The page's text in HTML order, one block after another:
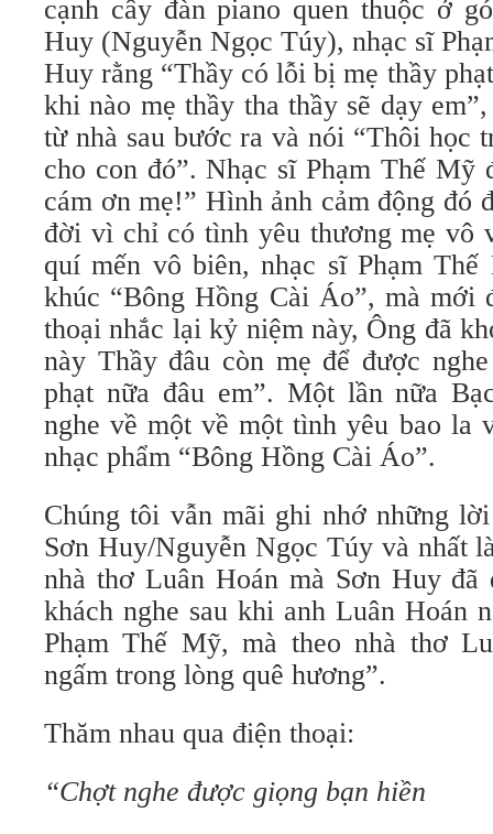
cạnh cây đàn piano quen thuộc ở
Huy (Nguyễn Ngọc Túy), nhạc sĩ
Huy rằng “Thầy có lỗi bị mẹ thầy
khi nào mẹ thầy tha thầy sẽ dạy
từ nhà sau bước ra và nói “Thôi học
cho con đó”. Nhạc sĩ Phạm Thế Mỹ
cám ơn mẹ!” Hình ảnh cảm động đó
đời vì chỉ có tình yêu thương mẹ vô
quí mến vô biên, nhạc sĩ Phạm
khúc “Bông Hồng Cài Áo”, mà mới
thoại nhắc lại kỷ niệm này, Ông đã
này Thầy đâu còn mẹ để được
phạt nữa đâu em”. Một lần nữa
nghe về một về một tình yêu bao la
nhạc phẩm “Bông Hồng Cài Áo”.
Chúng tôi vẫn mãi ghi nhớ những
Sơn Huy/Nguyễn Ngọc Túy và nhất
nhà thơ Luân Hoán mà Sơn Huy đã
khách nghe sau khi anh Luân Hoán
Phạm Thế Mỹ, mà theo nhà thơ
ngấm trong lòng quê hương”.
Thăm nhau qua điện thoại:
“Chợt nghe được giọng bạn hiền